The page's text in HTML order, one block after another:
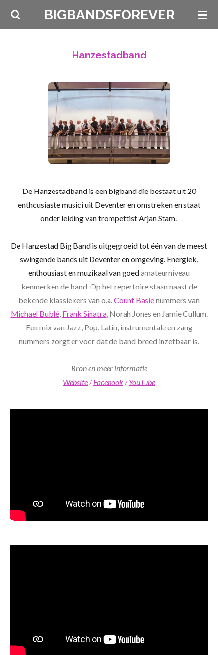
Ga
BIGBANDSFOREVER
Hanzestadband
De Hanzestadband is een bigband die bestaat uit 20
enthousiaste musici uit Deventer en omstreken en staat
onder leiding van trompettistArjan Stam.
De Hanzestad Big Band is uitgegroeid tot één van de meest
swingende bands uit Deventer en omgeving. Energiek,
enthousiast en muzikaal van goedamateurniveau
kenmerken de band. Op het repertoire staan naast de
bekende klassiekers van o.a.Count Basienummers van
Michael Bublé, Frank Sinatra, Norah Jones en Jamie Cullum.
Een mix van Jazz, Pop, Latin, instrumentale en zang
nummers zorgt er voor dat de band breed inzetbaar is.
Bron en meer informatie
Website/Facebook/YouTube